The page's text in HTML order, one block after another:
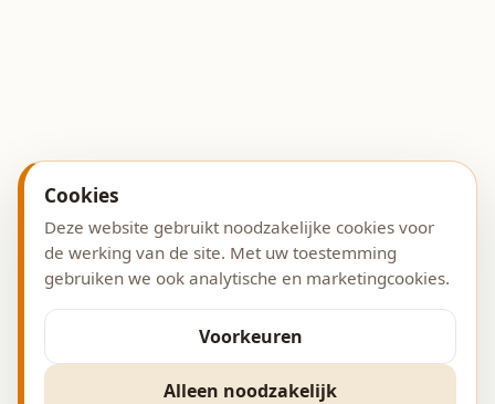
Cookies
Deze website gebruikt noodzakelijke cookies voor
de werking van de site. Met uw toestemming
gebruiken we ook analytische en marketingcookies.
Voorkeuren
Alleen noodzakelijk